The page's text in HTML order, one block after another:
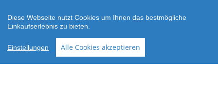
Shop erstellt mit
VersaCommerce.
Besuche uns auch auf lieber-
Diese Webseite nutzt Cookies um Ihnen das bestmögliche
Einkaufserlebnis zu bieten.
Einstellungen Alle Cookies akzeptieren